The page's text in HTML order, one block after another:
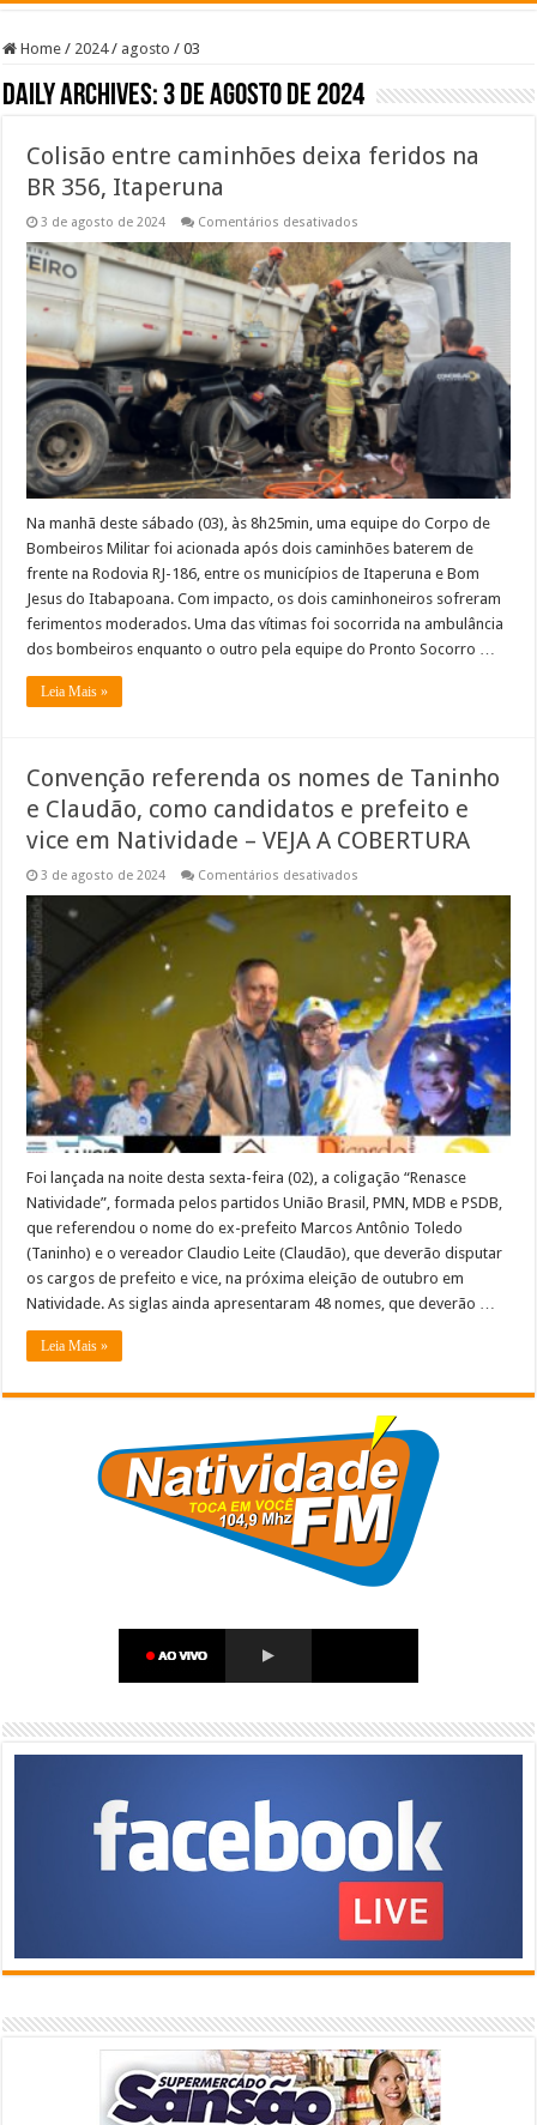
Home / 2024 / agosto / 03
Daily Archives:3 de agosto de 2024
Colisão entre caminhões deixa feridos na
BR 356, Itaperuna
3 de agosto de 2024 Comentários desativados
entre
caminhões
deixa
feridos
na
BR
356,
Itaperuna
Na manhã deste sábado (03), às 8h25min, uma equipe do Corpo de
Bombeiros Militar foi acionada após dois caminhões baterem de
frente na Rodovia RJ-186, entre os municípios de Itaperuna e Bom
Jesus do Itabapoana. Com impacto, os dois caminhoneiros sofreram
ferimentos moderados. Uma das vítimas foi socorrida na ambulância
dos bombeiros enquanto o outro pela equipe do Pronto Socorro …
Leia Mais »
Convenção referenda os nomes de Taninho
e Claudão, como candidatos e prefeito e
vice em Natividade – VEJA A COBERTURA
3 de agosto de 2024 Comentários desativados
referenda
os
nomes
de
Taninho
Claudão,
como
candidatos
e
prefeito
e
em
Natividade
–
VEJA
COBERTURA
Foi lançada na noite desta sexta-feira (02), a coligação “Renasce
Natividade”, formada pelos partidos União Brasil, PMN, MDB e PSDB,
que referendou o nome do ex-prefeito Marcos Antônio Toledo
(Taninho) e o vereador Claudio Leite (Claudão), que deverão disputar
os cargos de prefeito e vice, na próxima eleição de outubro em
Natividade. As siglas ainda apresentaram 48 nomes, que deverão …
Leia Mais »